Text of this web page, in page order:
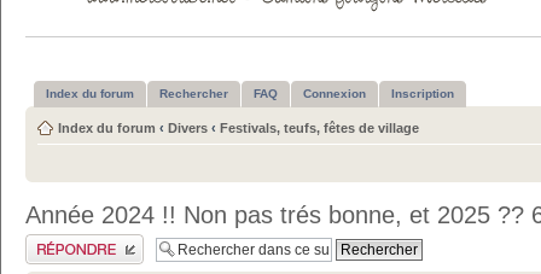
Index du forum Rechercher FAQ Connexion Inscription
Index du forum ‹ Divers ‹ Festivals, teufs, fêtes de village
Année 2024 !! Non pas trés bonne, et 2025 ??
Publier une réponse